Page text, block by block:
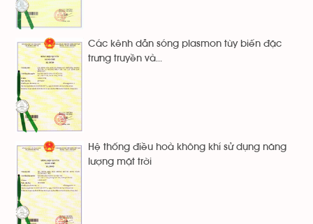
Các kênh dẫn sóng plasmon tùy biến đặc
trưng truyền và...
Hệ thống điều hoà không khí sử dụng năng
lượng mặt trời